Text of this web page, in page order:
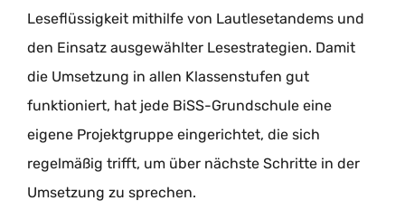
Leseflüssigkeit mithilfe von Lautlesetandems und
den Einsatz ausgewählter Lesestrategien. Damit
die Umsetzung in allen Klassenstufen gut
funktioniert, hat jede BiSS-Grundschule eine
eigene Projektgruppe eingerichtet, die sich
regelmäßig trifft, um über nächste Schritte in der
Umsetzung zu sprechen.